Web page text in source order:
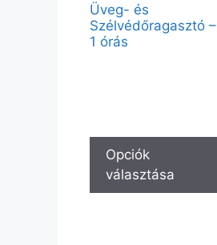
Üveg- és
Szélvédőragasztó –
1 órás
Opciók
választása